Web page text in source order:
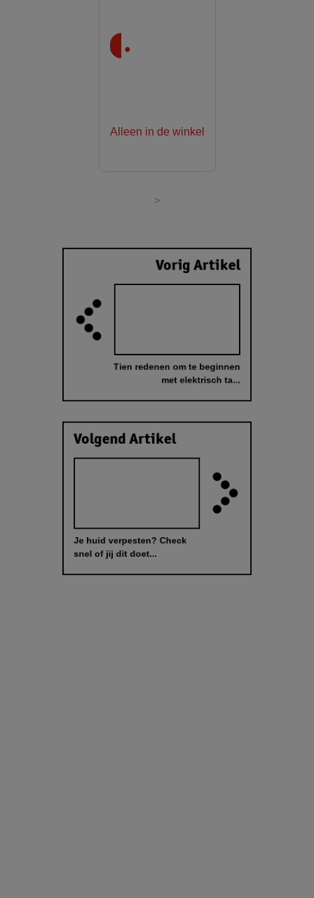
.
Alleen in de winkel
>
Vorig Artikel
Tien redenen om te beginnen
met elektrisch ta...
Volgend Artikel
Je huid verpesten? Check
snel of jij dit doet...